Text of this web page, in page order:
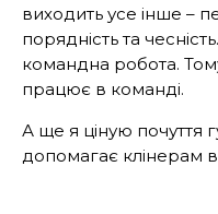
виходить усе інше –
порядність та
командна робота.
працює в команді.
А ще я ціную почуття
допомагає клінерам